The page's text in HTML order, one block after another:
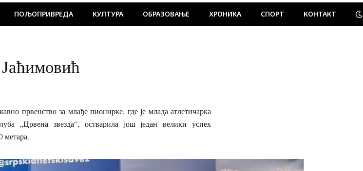
ПОЉОПРИВРЕДА КУЛТУРА ОБРАЗОВАЊЕ ХРОНИКА СПОРТ КОНТАКТ
првенство за млађе пионирке, где је млада атлетичарка
„Црвена звезда“, остварила још један велики успех
метара.